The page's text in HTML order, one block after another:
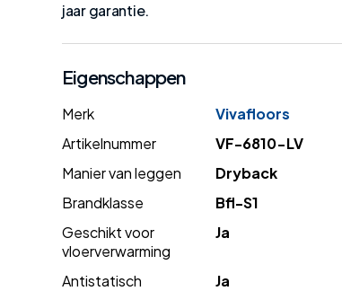
jaar garantie.
Eigenschappen
Merk
Vivafloors
Artikelnummer
VF-6810-LV
Manier van leggen
Dryback
Brandklasse
Bfl-S1
Geschikt voor
vloerverwarming
Ja
Antistatisch
Ja